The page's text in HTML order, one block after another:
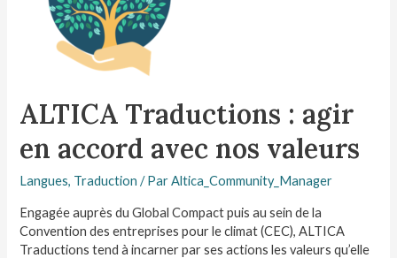
ALTICA Traductions : agir
en accord avec nos valeurs
Langues, Traduction / ParAltica_Community_Manager
Engagée auprès du Global Compact puis au sein de la
Convention des entreprises pour le climat (CEC), ALTICA
Traductions tend à incarner par ses actions les valeurs qu’elle